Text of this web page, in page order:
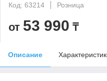
Код: 63214
Розница
от 53 990 ₸
Описание